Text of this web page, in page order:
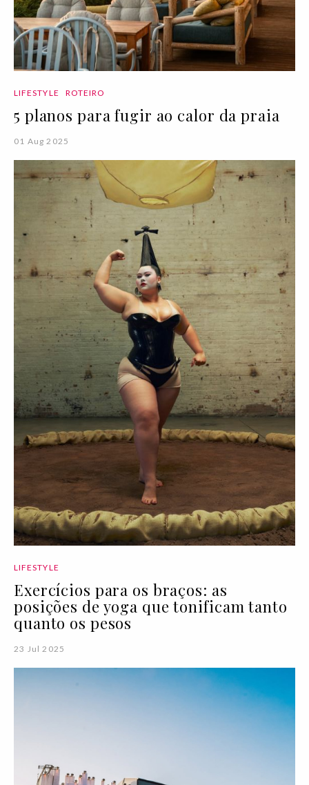
LIFESTYLE ROTEIRO
5 planos para fugir ao calor da praia
01 Aug 2025
LIFESTYLE
Exercícios para os braços: as
posições de yoga que tonificam tanto
quanto os pesos
23 Jul 2025